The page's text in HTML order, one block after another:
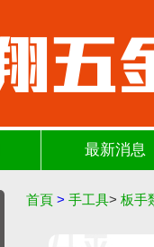
最新消息
首頁 > 手工具> 板手